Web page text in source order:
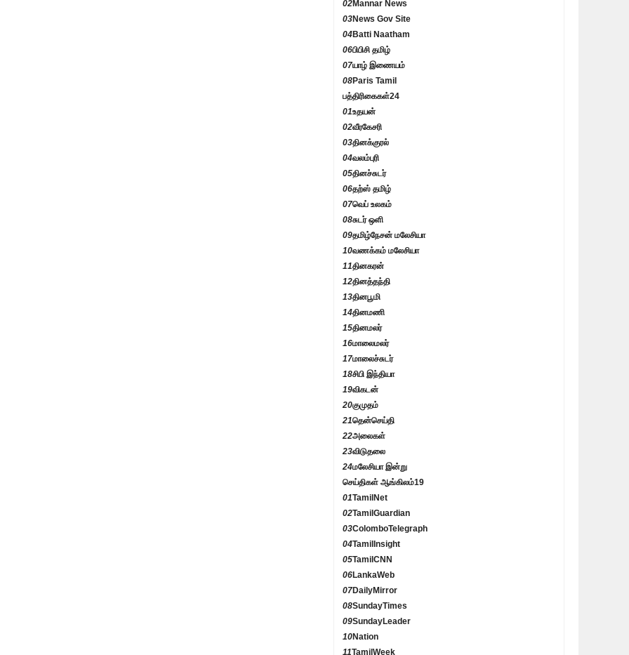
02Mannar News
03News Gov Site
04Batti Naatham
06பிபிசி தமிழ்
07யாழ் இணையம்
08Paris Tamil
பத்திரிகைகள்24
01உதயன்
02வீரகேசரி
03தினக்குரல்
04வலம்புரி
05தினச்சுடர்
06தற்ஸ் தமிழ்
07வெப் உலகம்
08சுடர் ஒளி
09தமிழ்நேசன் மலேசியா
10வணக்கம் மலேசியா
11தினகரன்
12தினத்தந்தி
13தினபூமி
14தினமணி
15தினமலர்
16மாலைமலர்
17மாலைச்சுடர்
18சிபி இந்தியா
19விகடன்
20குமுதம்
21தென்செய்தி
22அலைகள்
23விடுதலை
24மலேசியா இன்று
செய்திகள் ஆங்கிலம்19
01TamilNet
02TamilGuardian
03ColomboTelegraph
04TamilInsight
05TamilCNN
06LankaWeb
07DailyMirror
08SundayTimes
09SundayLeader
10Nation
11TamilWeek